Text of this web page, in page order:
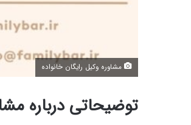
مشاوره وکیل رایگان خانواده
توضیحاتی درباره